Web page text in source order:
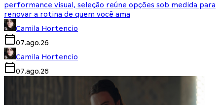
performance visual, seleção reúne opções sob medida para
renovar a rotina de quem você ama
Camila Hortencio
07.ago.26
Camila Hortencio
07.ago.26